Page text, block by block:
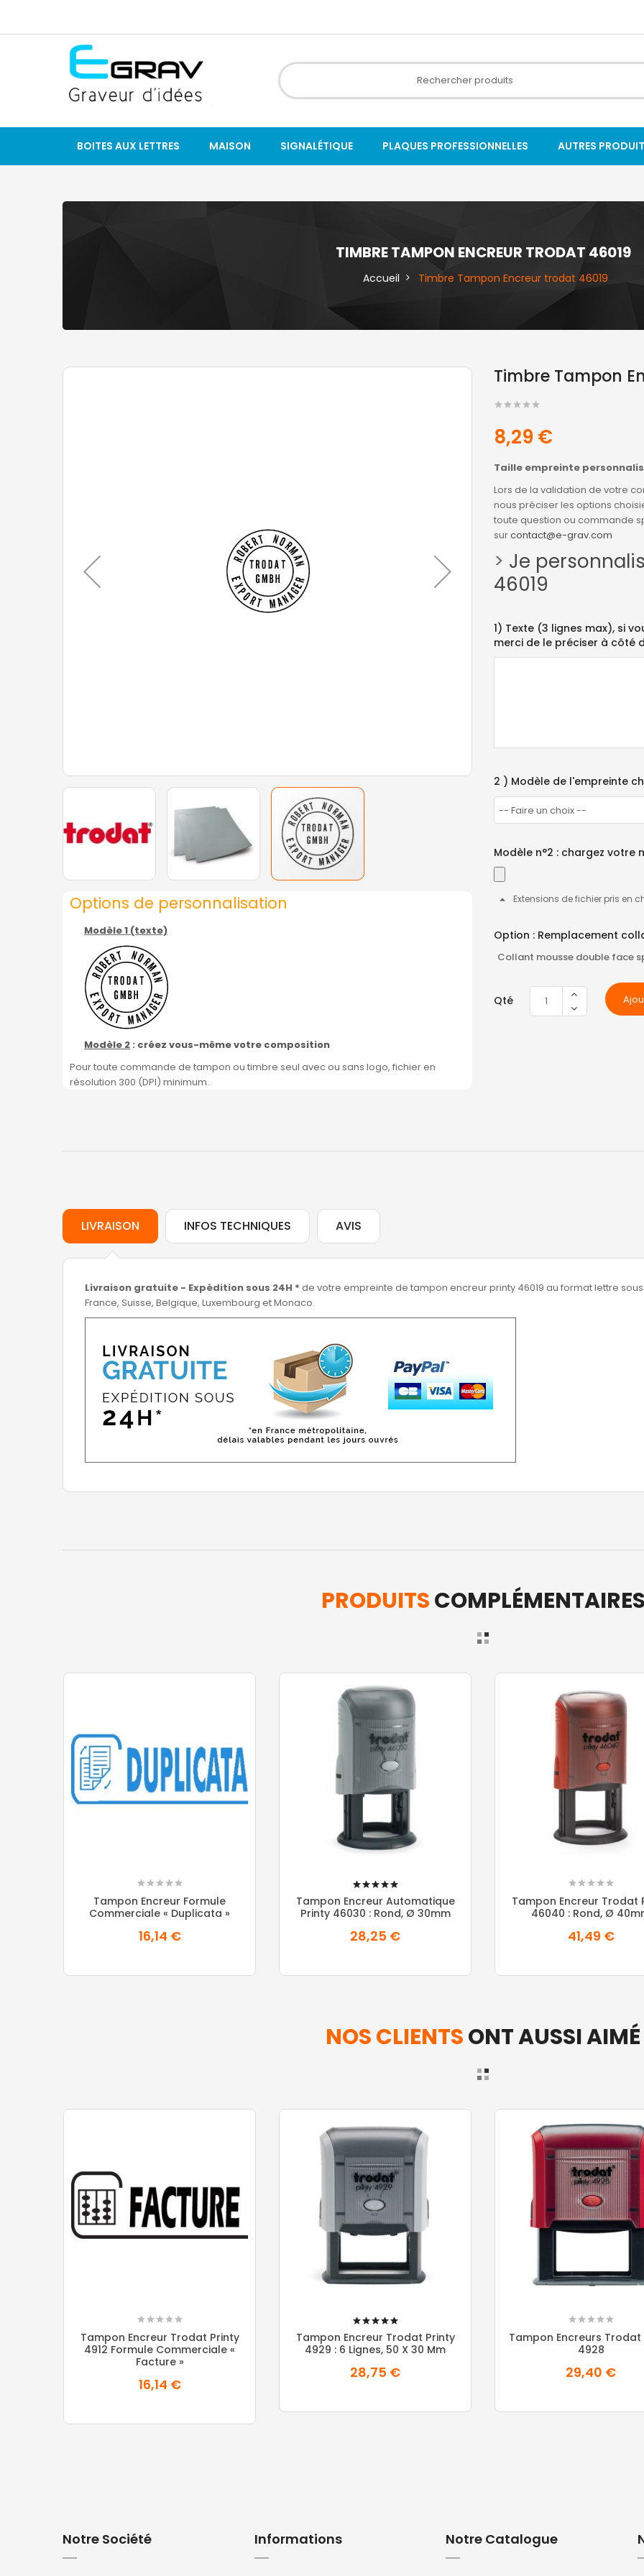
BOITES AUX LETTRES MAISON SIGNALÉTIQUE PLAQUES PROFESSIONNELLES AUTRES
TIMBRE TAMPON ENCREUR TRODAT 46019
Accueil Timbre Tampon Encreur trodat 46019
Options de personnalisation
Modèle 1 (texte)
Modèle 2 : créez vous-même votre composition
Pour toute commande de tampon ou timbre seul avec ou sans logo, fichier en
résolution 300 (DPI) minimum.
Timbre Tampon
8,29 €
Taille empreinte
Lors de la validation de votre
nous préciser les options
toute question ou commande
surcontact@e-grav.com
> Je
46019
1) Texte (3 lignes max), si
merci de le préciser à côté
2 ) Modèle de l'empreinte
Modèle n°2 : chargez votre
Extensions de fichier pris en
Option : Remplacement
Collant mousse double face
Qté
LIVRAISON INFOS TECHNIQUES AVIS
Livraison gratuite - Expédition sous 24H * de votre empreinte de tampon encreur printy 46019 au format lettre
France, Suisse, Belgique, Luxembourg et Monaco.
PRODUITS
Tampon Encreur Formule
Commerciale « Duplicata »
16,14 €
100%
Tampon Encreur Automatique
Printy 46030 : Rond, Ø 30mm
28,25 €
Tampon Encreur Trodat
46040 : Rond, Ø
41,49 €
NOS CLIENTSONT AUSSI AIMÉ
Tampon Encreur Trodat Printy
4912 Formule Commerciale «
Facture »
16,14 €
100%
Tampon Encreur Trodat Printy
4929 : 6 Lignes, 50 X 30 Mm
28,75 €
Tampon Encreurs Trodat
4928
29,40 €
Notre Société Informations Notre Catalogue